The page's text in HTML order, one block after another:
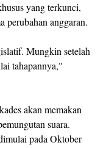
yang terkunci,
perubahan anggaran.
Mungkin setelah
tahapannya,"
akan memakan
suara.
pada Oktober